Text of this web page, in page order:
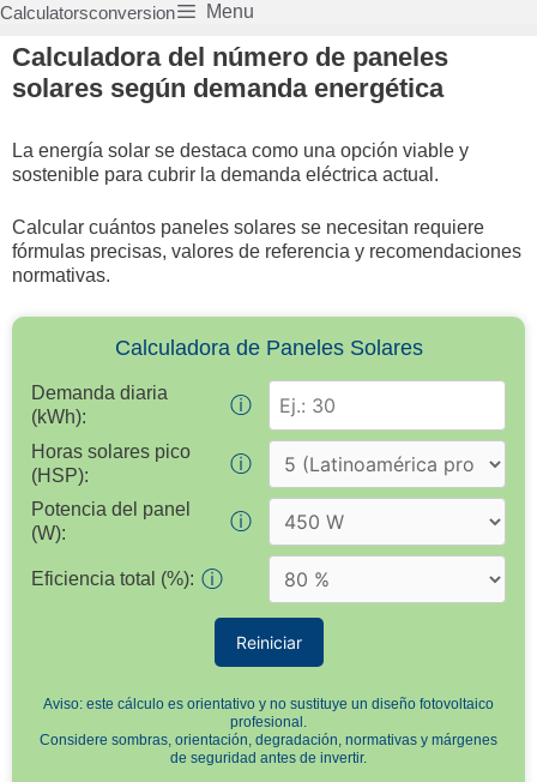
Saltar
contenido
Calculatorsconversion Menu
Calculadora del número de paneles
solares según demanda energética
La energía solar se destaca como una opción viable y
sostenible para cubrir la demanda eléctrica actual.
Calcular cuántos paneles solares se necesitan requiere
fórmulas precisas, valores de referencia y recomendaciones
normativas.
Calculadora de Paneles Solares
Demanda diaria
(kWh):
ⓘ
Horas solares pico
(HSP):
ⓘ
Potencia del panel
(W):
ⓘ
Eficiencia total (%): ⓘ
Reiniciar
Aviso: este cálculo es orientativo y no sustituye un diseño fotovoltaico
profesional.
Considere sombras, orientación, degradación, normativas y márgenes
de seguridad antes de invertir.